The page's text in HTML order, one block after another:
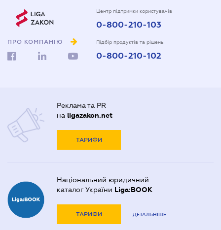
ПРО КОМПАНІЮ
Центр підтримки користувачів
0-800-210-103
Підбір продуктів та рішень
0-800-210-102
Реклама та PR
на ligazakon.net
ТАРИФИ
Національний юридичний
каталог України Liga:BOOK
ТАРИФИ ДЕТАЛЬНІШЕ